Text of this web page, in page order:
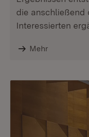
die anschließend
Interessierten
Mehr